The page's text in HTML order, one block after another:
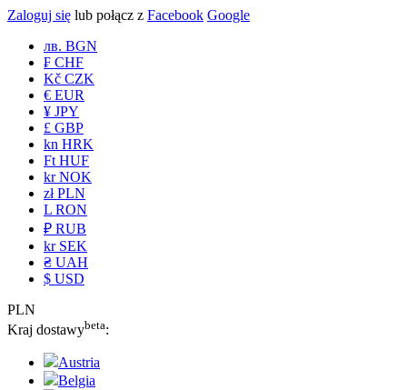
Zaloguj się lub połącz z Facebook Google
лв. BGN
₣ CHF
Kč CZK
€ EUR
¥ JPY
£ GBP
kn HRK
Ft HUF
kr NOK
zł PLN
L RON
₽ RUB
kr SEK
₴ UAH
$ USD
PLN
Kraj dostawybeta:
Austria
Belgia